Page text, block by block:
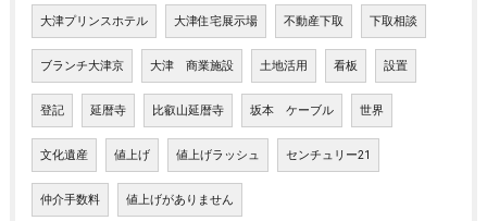
大津プリンスホテル 大津住宅展示場 不動産下取 下取相談
ブランチ大津京 大津 商業施設 土地活用 看板 設置
登記 延暦寺 比叡山延暦寺 坂本 ケーブル 世界
文化遺産 値上げ 値上げラッシュ センチュリー21
仲介手数料 値上げがありません